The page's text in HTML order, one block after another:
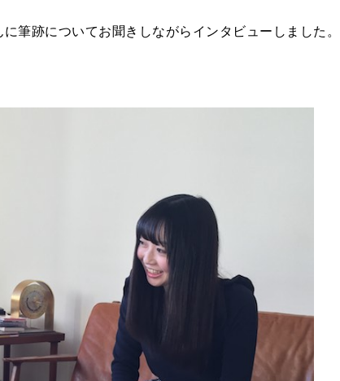
筆跡についてお聞きしながらインタビューしました。